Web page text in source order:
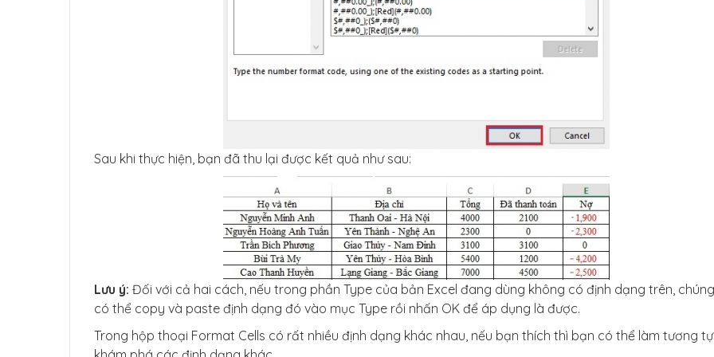
Sau khi thực hiện, bạn đã thu lại được kết quả như sau:
Lưu ý: Đối với cả hai cách, nếu trong phần Type của bản Excel đang dùng không có định dạng trên,
có thể copy và paste định dạng đó vào mục Type rồi nhấn OK để áp dụng là được.
Trong hộp thoại Format Cells có rất nhiều định dạng khác nhau, nếu bạn thích thì bạn có thể làm tương